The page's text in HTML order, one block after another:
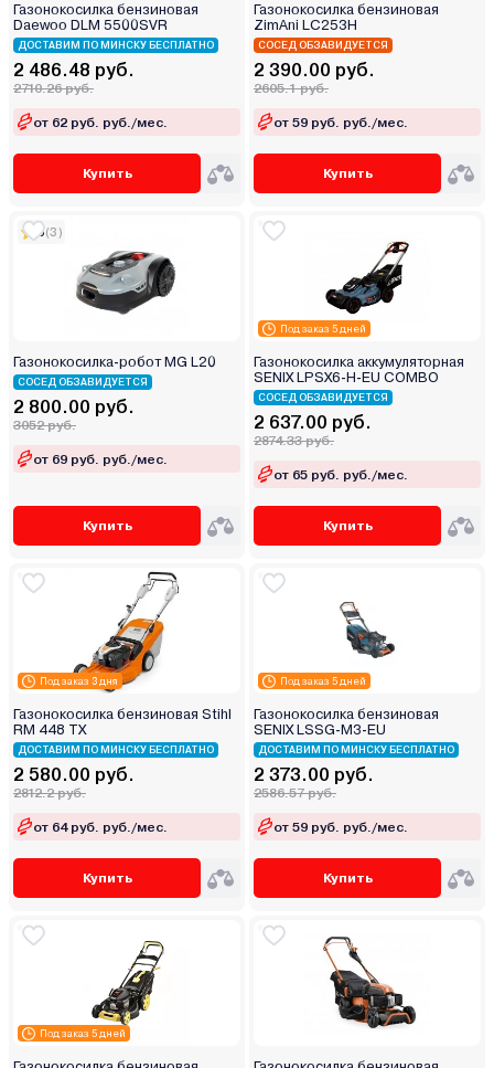
Газонокосилка бензиновая
Daewoo DLM 5500SVR
ДОСТАВИМ ПО МИНСКУ БЕСПЛАТНО
2 486.48 руб.
2710.26 руб.
от 62 руб. руб./мес.
Купить
Газонокосилка бензиновая
ZimAni LC253H
СОСЕД ОБЗАВИДУЕТСЯ
2 390.00 руб.
2605.1 руб.
от 59 руб. руб./мес.
Купить
5(3)
Газонокосилка-робот MG L20
СОСЕД ОБЗАВИДУЕТСЯ
2 800.00 руб.
3052 руб.
от 69 руб. руб./мес.
Купить
Под заказ 5 дней
Газонокосилка аккумуляторная
SENIX LPSX6-H-EU COMBO
СОСЕД ОБЗАВИДУЕТСЯ
2 637.00 руб.
2874.33 руб.
от 65 руб. руб./мес.
Купить
Под заказ 3 дня
Газонокосилка бензиновая Stihl
RM 448 TX
ДОСТАВИМ ПО МИНСКУ БЕСПЛАТНО
2 580.00 руб.
2812.2 руб.
от 64 руб. руб./мес.
Купить
Под заказ 5 дней
Газонокосилка бензиновая
SENIX LSSG-M3-EU
ДОСТАВИМ ПО МИНСКУ БЕСПЛАТНО
2 373.00 руб.
2586.57 руб.
от 59 руб. руб./мес.
Купить
Под заказ 5 дней